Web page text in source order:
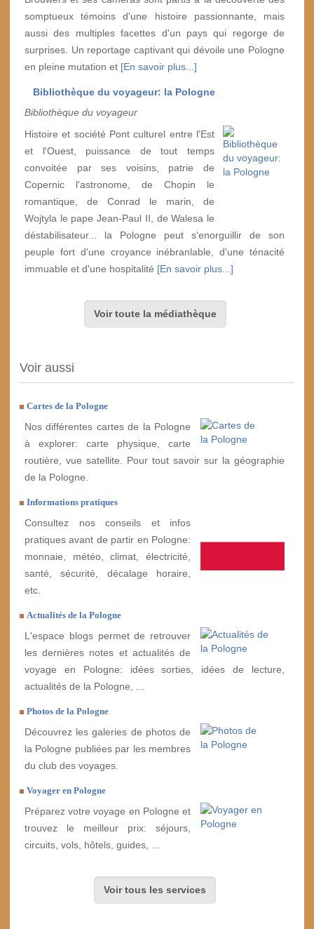
somptueux témoins d'une histoire passionnante, mais
aussi des multiples facettes d'un pays qui regorge de
surprises. Un reportage captivant qui dévoile une Pologne
en pleine mutation et [En savoir plus...]
Bibliothèque du voyageur: la Pologne
Bibliothèque du voyageur
Histoire et société Pont culturel entre l'Est
et l'Ouest, puissance de tout temps
convoitée par ses voisins, patrie de
Copernic l'astronome, de Chopin le
romantique, de Conrad le marin, de
Wojtyla le pape Jean-Paul II, de Walesa le
déstabilisateur... la Pologne peut s'enorguillir de son
peuple fort d'une croyance inébranlable, d'une ténacité
immuable et d'une hospitalité [En savoir plus...]
Voir toute la médiathèque
Voir aussi
Cartes de la Pologne
Nos différentes cartes de la Pologne
à explorer: carte physique, carte
routière, vue satellite. Pour tout savoir sur la géographie
de la Pologne.
Informations pratiques
Consultez nos conseils et infos
pratiques avant de partir en Pologne:
monnaie, météo, climat, électricité,
santé, sécurité, décalage horaire,
etc.
Actualités de la Pologne
L'espace blogs permet de retrouver
les dernières notes et actualités de
voyage en Pologne: idées sorties, idées de lecture,
actualités de la Pologne, ...
Photos de la Pologne
Découvrez les galeries de photos de
la Pologne publiées par les membres
du club des voyages.
Voyager en Pologne
Préparez votre voyage en Pologne et
trouvez le meilleur prix: séjours,
circuits, vols, hôtels, guides, ...
Voir tous les services